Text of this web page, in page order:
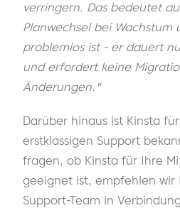
verringern. Das bedeutet
Planwechsel bei Wachstum
problemlos ist - er dauert
und erfordert keine
Änderungen."
Darüber hinaus ist Kinsta
erstklassigen Support
fragen, ob Kinsta für Ihre
geeignet ist, empfehlen wir
Support-Team in